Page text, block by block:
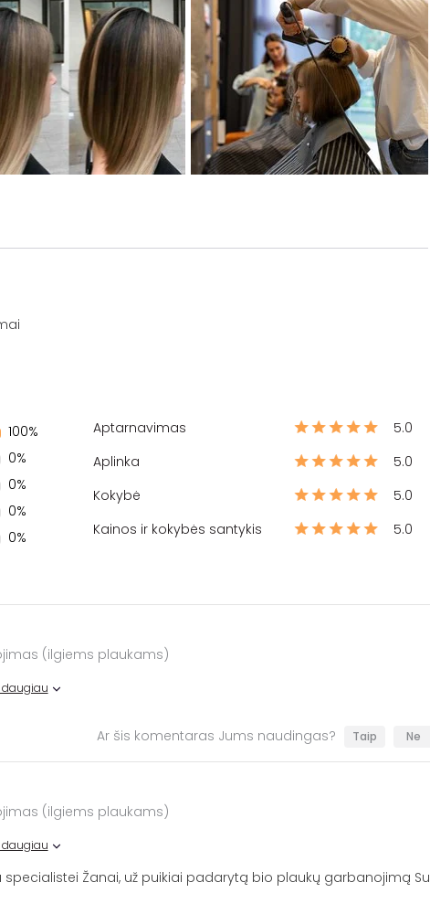
100%
0%
0%
0%
0%
Aptarnavimas
5.0
Aplinka
5.0
Kokybė
5.0
Kainos ir kokybės santykis
5.0
(ilgiems plaukams)
daugiau
Ar šis komentaras Jums naudingas? Taip Ne
(ilgiems plaukams)
daugiau
specialistei Žanai, už puikiai padarytą bio plaukų garbanojimą Su